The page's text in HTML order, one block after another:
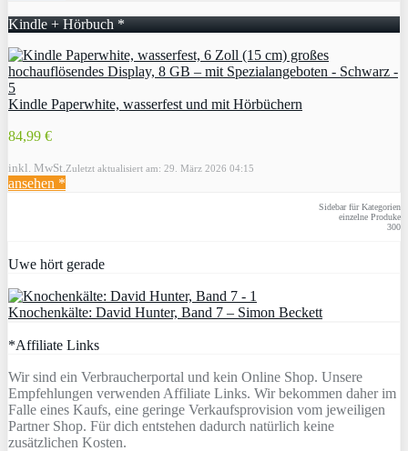
Kindle + Hörbuch *
Kindle Paperwhite, wasserfest und mit Hörbüchern
84,99 €
inkl. MwSt. Zuletzt aktualisiert am: 29. März 2026 04:15
ansehen *
Sidebar für Kategorien
einzelne Produke
300
Uwe hört gerade
Knochenkälte: David Hunter, Band 7 – Simon Beckett
*Affiliate Links
Wir sind ein Verbraucherportal und kein Online Shop. Unsere
Empfehlungen verwenden Affiliate Links. Wir bekommen daher im
Falle eines Kaufs, eine geringe Verkaufsprovision vom jeweiligen
Partner Shop. Für dich entstehen dadurch natürlich keine
zusätzlichen Kosten.